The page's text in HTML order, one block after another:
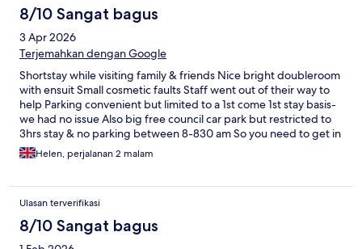
8/10 Sangat bagus
3 Apr 2026
Terjemahkan dengan Google
Shortstay while visiting family & friends Nice bright doubleroom
with ensuit Small cosmetic faults Staff went out of their way to
help Parking convenient but limited to a 1st come 1st stay basis-
we had no issue Also big free council car park but restricted to
3hrs stay & no parking between 8-830 am So you need to get in
hotel space
Helen, perjalanan 2 malam
Ulasan terverifikasi
8/10 Sangat bagus